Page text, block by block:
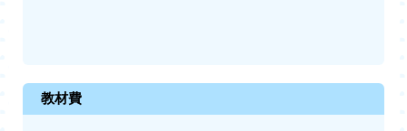
教材費